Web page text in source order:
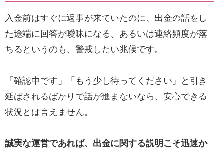
入金前はすぐに返事が来ていたのに、出金の話をし
た途端に回答が曖昧になる、あるいは連絡頻度が落
ちるというのも、警戒したい兆候です。
「確認中です」「もう少し待ってください」と引き
延ばされるばかりで話が進まないなら、安心できる
状況とは言えません。
誠実な運営であれば、出金に関する説明こそ迅速か